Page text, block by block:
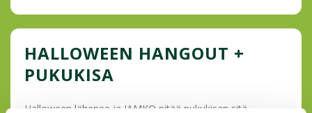
HALLOWEEN HANGOUT +
PUKUKISA
Halloween lähenee ja JAMKO pitää pukukisan sitä